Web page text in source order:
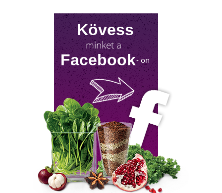
NYIROKRENDSZER KISOKOS
A nyirokrendszerünk fontosságáról keveset
hallani! Mutatjuk, mit tehetsz érte!
Kövess
minket a
Facebook- on